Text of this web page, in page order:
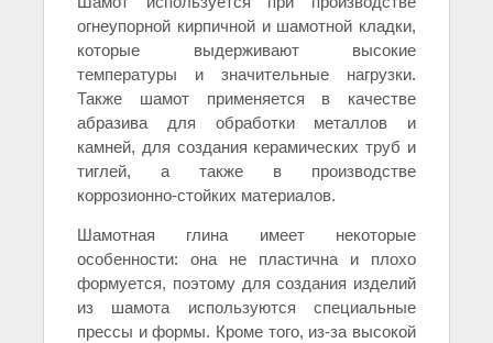
огнеупорной кирпичной и шамотной кладки,
которые выдерживают высокие
температуры и значительные нагрузки.
Также шамот применяется в качестве
абразива для обработки металлов и
камней, для создания керамических труб и
тиглей, а также в производстве
коррозионно-стойких материалов.
Шамотная глина имеет некоторые
особенности: она не пластична и плохо
формуется, поэтому для создания изделий
из шамота используются специальные
прессы и формы. Кроме того, из-за высокой